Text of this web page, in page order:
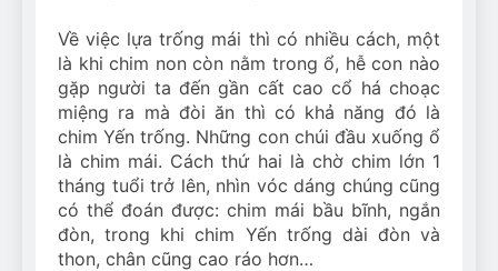
Về việc lựa trống mái thì có nhiều cách, một
là khi chim non còn nằm trong ổ, hễ con nào
gặp người ta đến gần cất cao cổ há choạc
miệng ra mà đòi ăn thì có khả năng đó là
chim Yến trống. Những con chúi đầu xuống ổ
là chim mái. Cách thứ hai là chờ chim lớn 1
tháng tuổi trở lên, nhìn vóc dáng chúng cũng
có thể đoán được: chim mái bầu bĩnh, ngắn
đòn, trong khi chim Yến trống dài đòn và
thon, chân cũng cao ráo hơn…